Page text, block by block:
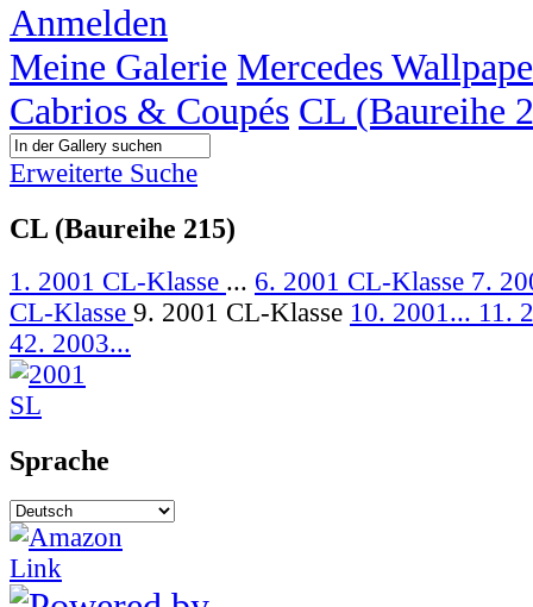
Anmelden
Meine Galerie Mercedes
Cabrios & Coupés CL (Baureihe
Erweiterte Suche
CL (Baureihe 215)
1. 2001 CL-Klasse ... 6. 2001 CL-Klasse 7.
CL-Klasse 9. 2001 CL-Klasse 10. 2001... 11.
42. 2003...
Sprache